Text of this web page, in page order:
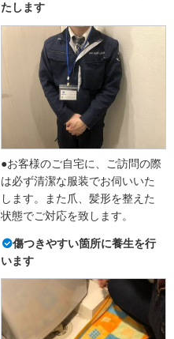
たします
●お客様のご自宅に、ご訪問の際
は必ず清潔な服装でお伺いいた
します。また爪、髪形を整えた
状態でご対応を致します。
傷つきやすい箇所に養生を行
います